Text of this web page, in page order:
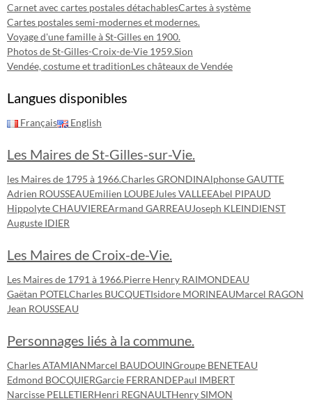
Carnet avec cartes postales détachablesCartes à système
Cartes postales semi-modernes et modernes.
Voyage d'une famille à St-Gilles en 1900.
Photos de St-Gilles-Croix-de-Vie 1959.Sion
Vendée, costume et traditionLes châteaux de Vendée
Langues disponibles
Français English
Les Maires de St-Gilles-sur-Vie.
les Maires de 1795 à 1966.Charles GRONDINAlphonse GAUTTE
Adrien ROUSSEAUEmilien LOUBEJules VALLEEAbel PIPAUD
Hippolyte CHAUVIEREArmand GARREAUJoseph KLEINDIENST
Auguste IDIER
Les Maires de Croix-de-Vie.
Les Maires de 1791 à 1966.Pierre Henry RAIMONDEAU
Gaëtan POTEL Charles BUCQUETIsidore MORINEAUMarcel RAGON
Jean ROUSSEAU
Personnages liés à la commune.
Charles ATAMIANMarcel BAUDOUINGroupe BENETEAU
Edmond BOCQUIERGarcie FERRANDEPaul IMBERT
Narcisse PELLETIERHenri REGNAULTHenry SIMON